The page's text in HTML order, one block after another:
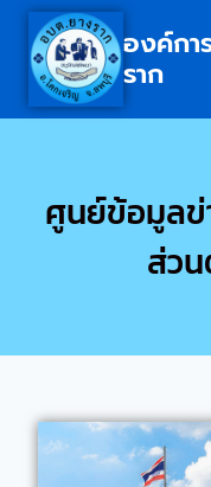
องค์กา
ราก
ศูนย์ข้อมูลข่
ส่ว